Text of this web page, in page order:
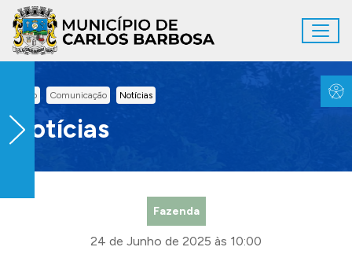
Ir para conteúdo principal
Inicio Comunicação Notícias
Notícias
Fazenda
24 de Junho de 2025 às 10:00